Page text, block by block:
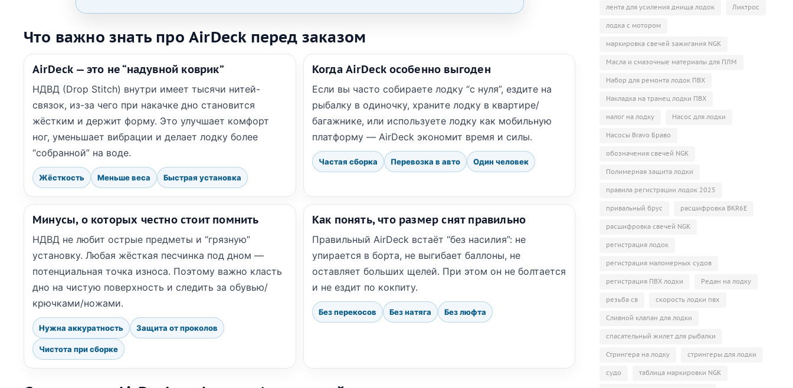
Что важно знать про AirDeck перед заказом
AirDeck — это не “надувной коврик”
НДВД (Drop Stitch) внутри имеет тысячи нитей-
связок, из-за чего при накачке дно становится
жёстким и держит форму. Это улучшает комфорт
ног, уменьшает вибрации и делает лодку более
“собранной” на воде.
Жёсткость Меньше веса Быстрая установка
Когда AirDeck особенно выгоден
Если вы часто собираете лодку “с нуля”, ездите на
рыбалку в одиночку, храните лодку в квартире/
багажнике, или используете лодку как мобильную
платформу — AirDeck экономит время и силы.
Частая сборка Перевозка в авто Один человек
Минусы, о которых честно стоит помнить
НДВД не любит острые предметы и “грязную”
установку. Любая жёсткая песчинка под дном —
потенциальная точка износа. Поэтому важно класть
дно на чистую поверхность и следить за обувью/
крючками/ножами.
Нужна аккуратность Защита от проколов
Чистота при сборке
Как понять, что размер снят правильно
Правильный AirDeck встаёт “без насилия”: не
упирается в борта, не выгибает баллоны, не
оставляет больших щелей. При этом он не болтается
и не ездит по кокпиту.
Без перекосов Без натяга Без люфта
лента для усиления днища лодок Ликтрос
лодка с мотором
маркировка свечей зажигания NGK
Масла и смазочные материалы для ПЛМ
Набор для ремонта лодок ПВХ
Накладка на транец лодки ПВХ
налог на лодку Насос для лодки
Насосы Bravo Браво
обозначения свечей NGK
Полимерная защита лодки
правила регистрации лодок 2025
привальный брус расшифровка BKR6E
расшифровка свечей NGK
регистрация лодок
регистрация маломерных судов
регистрация ПВХ лодки Редан на лодку
резьба св скорость лодки пвх
Сливной клапан для лодки
спасательный жилет для рыбалки
Стрингера на лодку стрингеры для лодки
судо таблица маркировки NGK